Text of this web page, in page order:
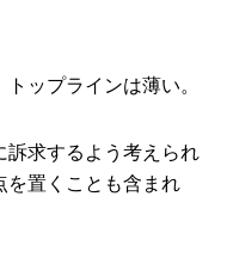
ップラインは薄い。
訴求するよう考えられ
を置くことも含まれ